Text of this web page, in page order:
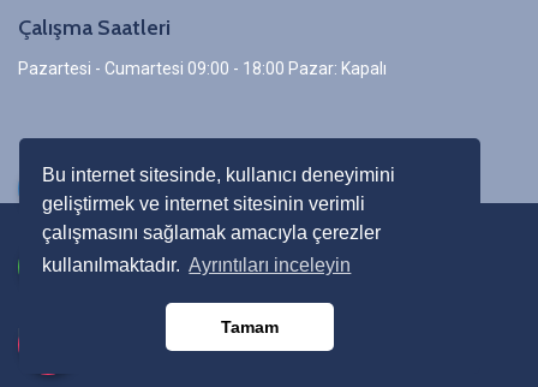
Bu internet sitesinde, kullanıcı deneyimini
geliştirmek ve internet sitesinin verimli
çalışmasını sağlamak amacıyla çerezler
kullanılmaktadır. Ayrıntıları inceleyin
Tamam
Çalışma Saatleri
Pazartesi - Cumartesi 09:00 - 18:00 Pazar: Kapalı
© 2021 TitizGrup - Site Bina Yönetimi ve Temizlik
hizmetleri, Tüm hakkı saklıdır.
Bu site tarından kodlanmıştır.